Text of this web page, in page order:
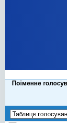
Поіменне